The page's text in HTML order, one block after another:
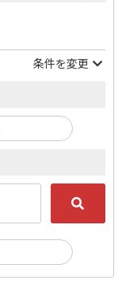
条件を変更